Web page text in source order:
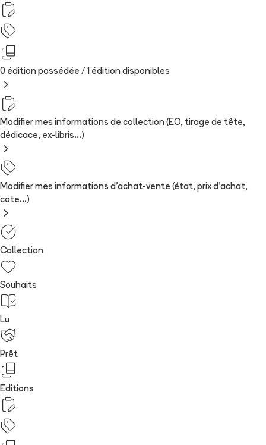
0 édition possédée / 1 édition disponibles
Modifier mes informations de collection (EO, tirage de tête,
dédicace, ex-libris...)
Modifier mes informations d'achat-vente (état, prix d'achat,
cote...)
Collection
Souhaits
Lu
Prêt
Editions